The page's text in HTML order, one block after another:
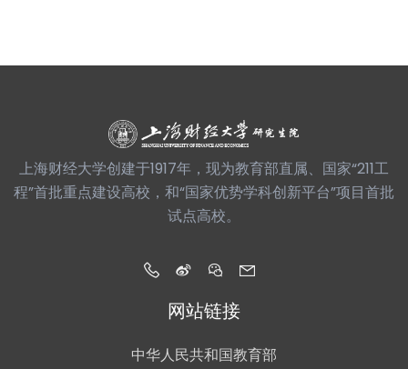
上海财经大学创建于1917年，现为教育部直属、国家“211工
程”首批重点建设高校，和“国家优势学科创新平台”项目首批
试点高校。
网站链接
中华人民共和国教育部